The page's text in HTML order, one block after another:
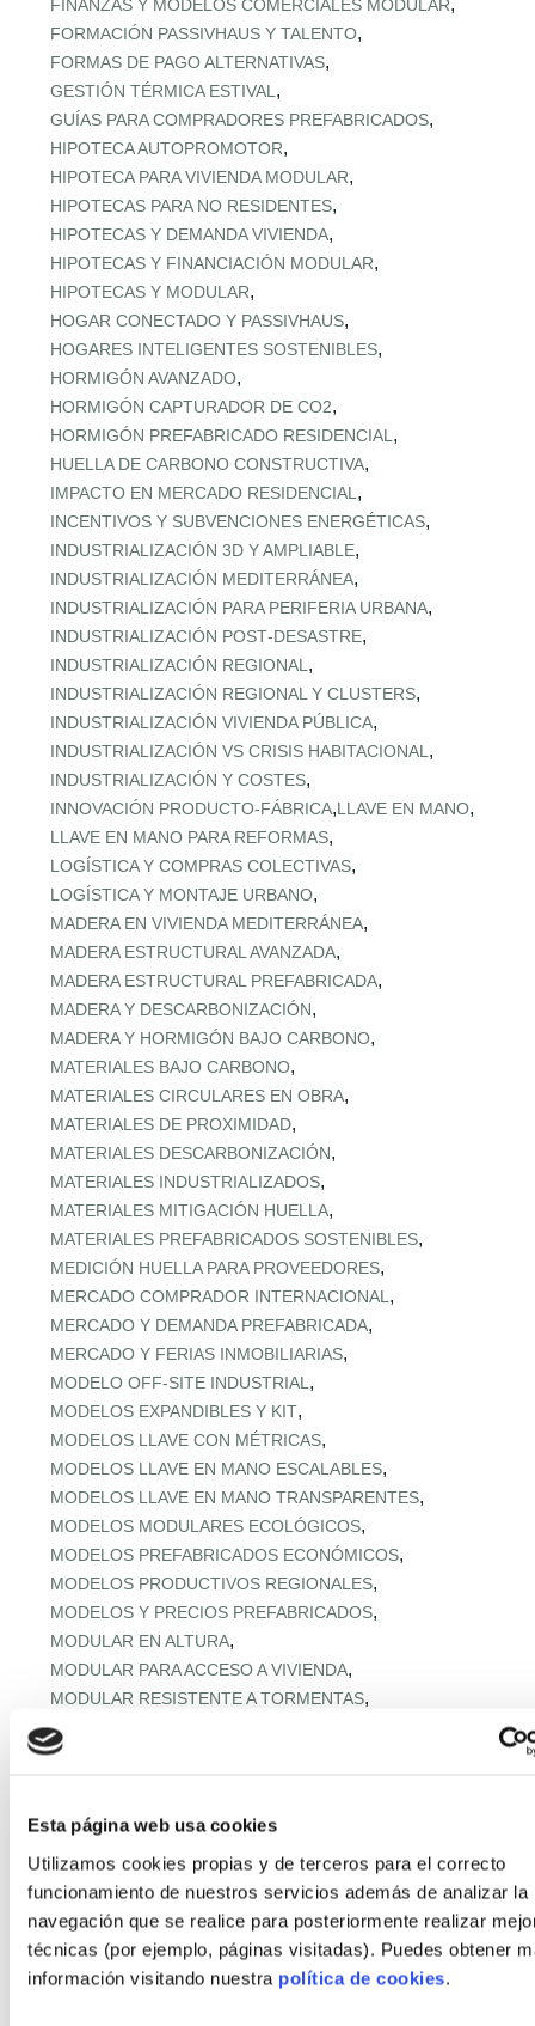
Esta página web usa cookies
Utilizamos cookies propias y de terceros para el correcto
funcionamiento de nuestros servicios además de analizar la
navegación que se realice para posteriormente realizar
técnicas (por ejemplo, páginas visitadas). Puedes obtener
información visitando nuestra política de cookies.
FINANZAS Y MODELOS COMERCIALES MODULAR,
FORMACIÓN PASSIVHAUS Y TALENTO,
FORMAS DE PAGO ALTERNATIVAS,
GESTIÓN TÉRMICA ESTIVAL ,
GUÍAS PARA COMPRADORES PREFABRICADOS,
HIPOTECA AUTOPROMOTOR,
HIPOTECA PARA VIVIENDA MODULAR,
HIPOTECAS PARA NO RESIDENTES,
HIPOTECAS Y DEMANDA VIVIENDA,
HIPOTECAS Y FINANCIACIÓN MODULAR,
HIPOTECAS Y MODULAR,
HOGAR CONECTADO Y PASSIVHAUS,
HOGARES INTELIGENTES SOSTENIBLES,
HORMIGÓN AVANZADO,
HORMIGÓN CAPTURADOR DE CO2,
HORMIGÓN PREFABRICADO RESIDENCIAL ,
HUELLA DE CARBONO CONSTRUCTIVA,
IMPACTO EN MERCADO RESIDENCIAL ,
INCENTIVOS Y SUBVENCIONES ENERGÉTICAS,
INDUSTRIALIZACIÓN 3D Y AMPLIABLE,
INDUSTRIALIZACIÓN MEDITERRÁNEA,
INDUSTRIALIZACIÓN PARA PERIFERIA URBANA,
INDUSTRIALIZACIÓN POST‑DESASTRE,
INDUSTRIALIZACIÓN REGIONAL ,
INDUSTRIALIZACIÓN REGIONAL Y CLUSTERS,
INDUSTRIALIZACIÓN VIVIENDA PÚBLICA,
INDUSTRIALIZACIÓN VS CRISIS HABITACIONAL ,
INDUSTRIALIZACIÓN Y COSTES,
INNOVACIÓN PRODUCTO-FÁBRICA,LLAVE EN MANO,
LLAVE EN MANO PARA REFORMAS,
LOGÍSTICA Y COMPRAS COLECTIVAS,
LOGÍSTICA Y MONTAJE URBANO,
MADERA EN VIVIENDA MEDITERRÁNEA,
MADERA ESTRUCTURAL AVANZADA,
MADERA ESTRUCTURAL PREFABRICADA,
MADERA Y DESCARBONIZACIÓN,
MADERA Y HORMIGÓN BAJO CARBONO,
MATERIALES BAJO CARBONO,
MATERIALES CIRCULARES EN OBRA,
MATERIALES DE PROXIMIDAD,
MATERIALES DESCARBONIZACIÓN,
MATERIALES INDUSTRIALIZADOS,
MATERIALES MITIGACIÓN HUELLA,
MATERIALES PREFABRICADOS SOSTENIBLES,
MEDICIÓN HUELLA PARA PROVEEDORES,
MERCADO COMPRADOR INTERNACIONAL ,
MERCADO Y DEMANDA PREFABRICADA,
MERCADO Y FERIAS INMOBILIARIAS,
MODELO OFF-SITE INDUSTRIAL ,
MODELOS EXPANDIBLES Y KIT,
MODELOS LLAVE CON MÉTRICAS,
MODELOS LLAVE EN MANO ESCALABLES,
MODELOS LLAVE EN MANO TRANSPARENTES,
MODELOS MODULARES ECOLÓGICOS,
MODELOS PREFABRICADOS ECONÓMICOS,
MODELOS PRODUCTIVOS REGIONALES,
MODELOS Y PRECIOS PREFABRICADOS,
MODULAR EN ALTURA,
MODULAR PARA ACCESO A VIVIENDA,
MODULAR RESISTENTE A TORMENTAS,
MODULAR RURAL ASEQUIBLE
MONTAJE EXPRÉS Y MICROPLAZOS
NORMATIVA URBANA Y SUELO
OFERTA RETAIL Y LLAVE EN MANO
,OFF‑SITE VIVIENDA ASEQUIBLE,
OFF‑SITE Y FÁBRICAS MODULARES
OPTIMIZACIÓN IA CADENA,
PANELES Y MÓDULOS ESTRUCTURALES ,
PASSIVHAUS APLICADA,PASSIVHAUS APLICADO,